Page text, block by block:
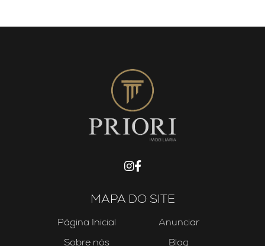
MAPA DO SITE
Página Inicial
Sobre nós
Anunciar
Blog